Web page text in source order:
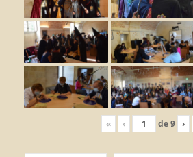
« ‹ de9 ›